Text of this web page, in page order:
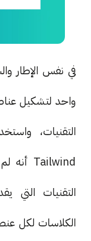
واحد لتشكيل
التقنيات،
الكلاسات لكل